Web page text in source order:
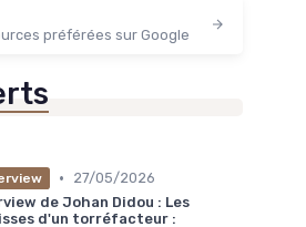
préférées sur Google
•
27/05/2026
de Johan Didou : Les
d'un torréfacteur :